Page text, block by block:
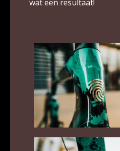
wat een resultaat!